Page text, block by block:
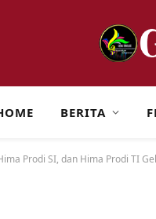
BERITA
Prodi SI, dan Hima Prodi TI